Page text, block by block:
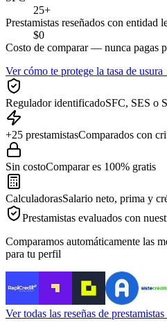
25+
Prestamistas reseñados con entidad
$0
Costo de comparar — nunca pagas
Ver cómo te protege la tasa de
Regulador identificadoSFC, SES o
+25 prestamistasComparados con
Sin costoComparar es 100% gratis
CalculadorasSalario neto, prima y
Prestamistas evaluados con
Comparamos automáticamente las
para tu perfil
Ver todas las reseñas de